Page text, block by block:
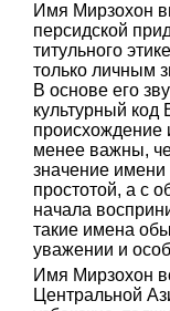
Имя Мирзохон
персидской
титульного
только личным
В основе его
культурный код
происхождение
менее важны,
значение
простотой, а с
начала
такие имена
уважении и
Имя Мирзохон
Центральной